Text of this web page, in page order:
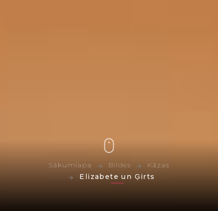
Sākumlapa Bildes
Kāzas
Elizabete un Ģirts